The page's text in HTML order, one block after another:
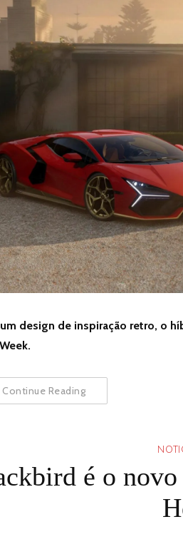
design de inspiração retro, o
Continue Reading
é o